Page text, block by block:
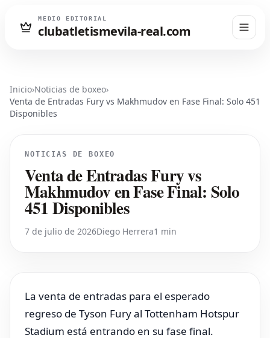
MEDIO EDITORIAL
clubatletismevila-real.com
Inicio›Noticias de boxeo›
Venta de Entradas Fury vs Makhmudov en Fase Final: Solo 451
Disponibles
NOTICIAS DE BOXEO
Venta de Entradas Fury vs
Makhmudov en Fase Final: Solo
451 Disponibles
7 de julio de 2026Diego Herrera1 min
La venta de entradas para el esperado
regreso de Tyson Fury al Tottenham Hotspur
Stadium está entrando en su fase final.